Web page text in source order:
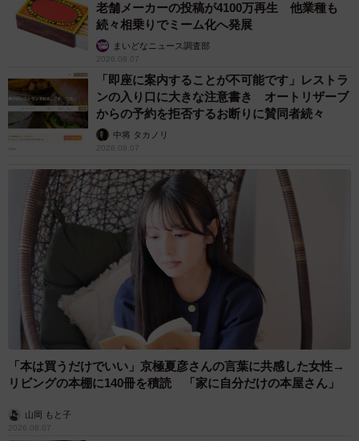
老舗メーカーの投稿が4100万再生 他業種も
続々相乗りでミーム化へ発展
まいどなニュース調査部
2026.08.07
「即座に案内することが不可能です」レストラ
ンの入り口に大きな注意書き オートリザーブ
からの予約を拒否するお断りに賛同者続々
中将 タカノリ
2026.08.07
「本は買うだけでいい」京極夏彦さんの言葉に共感した女性→
リビングの本棚に140冊を積読 「家に自分だけの本屋さん」
山岡 もと子
2026.08.07